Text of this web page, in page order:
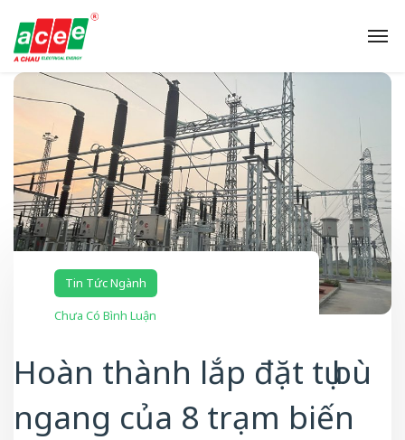
Tin Tức Ngành
Chưa Có Bình Luận
Hoàn thành lắp đặt tụ bù
ngang của 8 trạm biến